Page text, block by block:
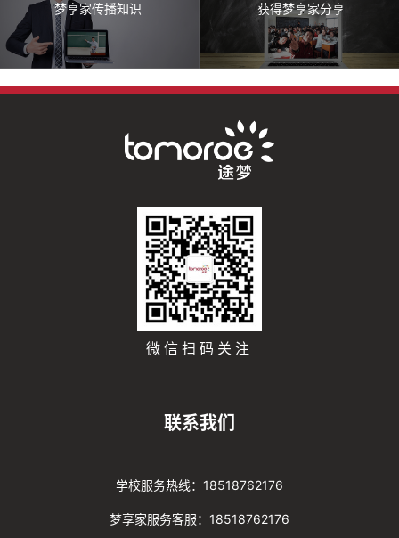
梦享家传播知识 获得梦享家分享
微信扫码关注
联系我们
学校服务热线：18518762176
梦享家服务客服：18518762176